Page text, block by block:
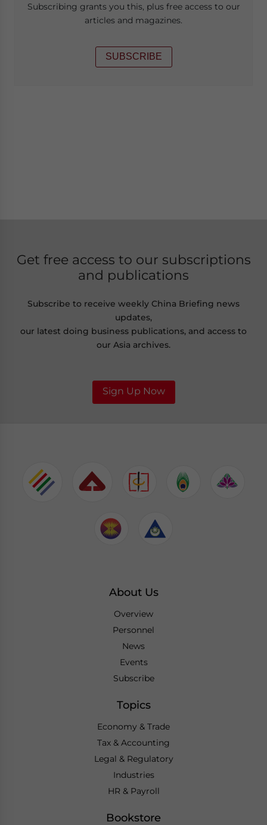
Subscribing grants you this, plus free access to our
articles and magazines.
SUBSCRIBE
Get free access to our subscriptions
and publications
Subscribe to receive weekly China Briefing news
updates,
our latest doing business publications, and access to
our Asia archives.
Sign Up Now
About Us
Overview
Personnel
News
Events
Subscribe
Topics
Economy & Trade
Tax & Accounting
Legal & Regulatory
Industries
HR & Payroll
Bookstore